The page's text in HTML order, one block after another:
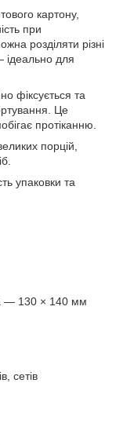
картону,
при
розділяти різні
ідеально для
фіксується та
Це
протіканню.
порцій,
упаковки та
— 130 × 140 мм
сетів